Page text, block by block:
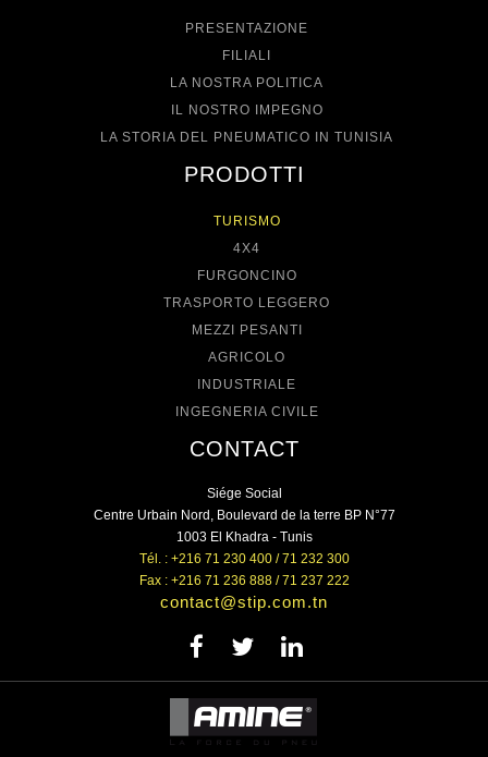
PRESENTAZIONE
FILIALI
LA NOSTRA POLITICA
IL NOSTRO IMPEGNO
LA STORIA DEL PNEUMATICO IN TUNISIA
PRODOTTI
TURISMO
4X4
FURGONCINO
TRASPORTO LEGGERO
MEZZI PESANTI
AGRICOLO
INDUSTRIALE
INGEGNERIA CIVILE
CONTACT
Siége Social
Centre Urbain Nord, Boulevard de la terre BP N°77
1003 El Khadra - Tunis
Tél. : +216 71 230 400 / 71 232 300
Fax : +216 71 236 888 / 71 237 222
contact@stip.com.tn